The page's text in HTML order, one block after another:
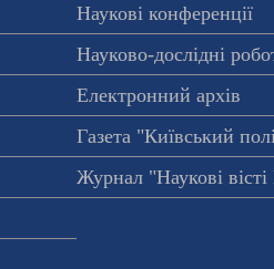
Наукові конференції
Науково-дослідні
Електронний архів
Газета "Київський
Журнал "Наукові